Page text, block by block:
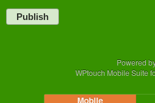
Publish
Powered
WPtouch Mobile Suite
Mobile